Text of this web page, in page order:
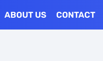
ABOUT US CONTACT